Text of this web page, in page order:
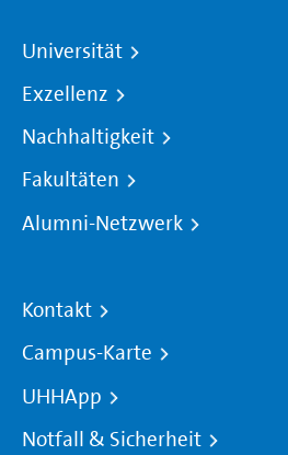
Universität
Exzellenz
Nachhaltigkeit
Fakultäten
Alumni-Netzwerk
Kontakt
Campus-Karte
UHHApp
Notfall & Sicherheit